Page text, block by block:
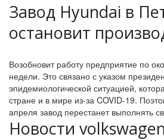
Завод Hyundai в
остановит
Возобновит работу предприятие по
недели. Это связано с указом
эпидемиологической ситуацией,
стране и в мире из-за COVID-19.
апреля завод перестанет выполнять
Новости volkswagen